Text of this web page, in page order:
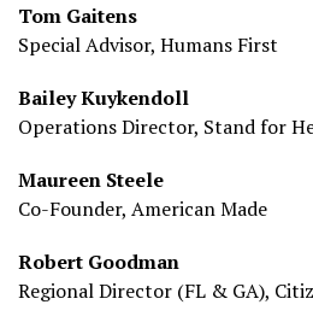
Tom Gaitens
Special Advisor, Humans First
Bailey Kuykendoll
Operations Director, Stand for
Maureen Steele
Co-Founder, American Made
Robert Goodman
Regional Director (FL & GA),